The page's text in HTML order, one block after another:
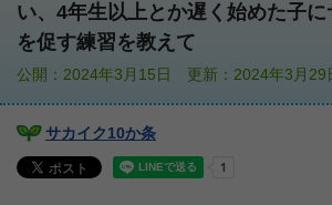
い、4年生以上とか遅く始めた子
を促す練習を教えて
公開：2024年3月15日 更新：2024年3月29
サカイク10か条